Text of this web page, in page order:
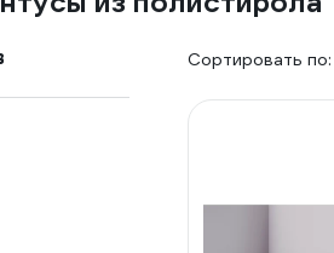
Сортировать по: